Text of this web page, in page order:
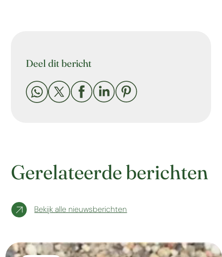
Deel dit bericht
    
Gerelateerde berichten
Bekijk alle nieuwsberichten